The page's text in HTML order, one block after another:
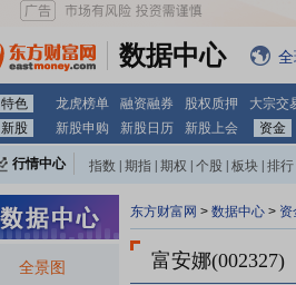
数据中心
特色 龙虎榜单 融资融券 股权质押 大宗交
新股
新股申购 新股日历 新股上会 资金
行情中心 指数 期指 期权 个股 板块 排行
全景图
东方财富网 > 数据中心 > 资
富安娜(002327)